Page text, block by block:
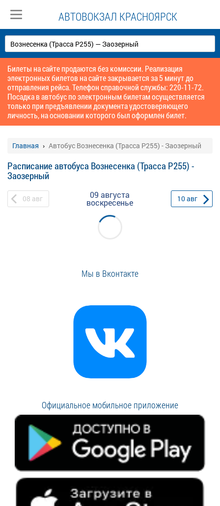
АВТОВОКЗАЛ КРАСНОЯРСК
Билеты на сайте продаются без комиссии. Реализация
электронных билетов на сайте закрывается за 5 минут до
отправления рейса. Телефон справочной службы: 220-11-72.
Посадка в автобус по электронным билетам осуществляется
только при предъявлении документа удостоверяющего
личность, на основании которого был оформлен билет.
Главная Автобус Вознесенка (Трасса Р255) - Заозерный
Расписание автобуса Вознесенка (Трасса Р255) -
Заозерный
08 авг 09 августа
воскресенье 10авг
Мы в Вконтакте
Официальное мобильное приложение